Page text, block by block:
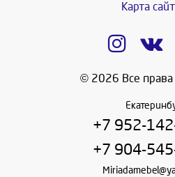
Карта
© 2026 Все
+7 952-
+7 904-